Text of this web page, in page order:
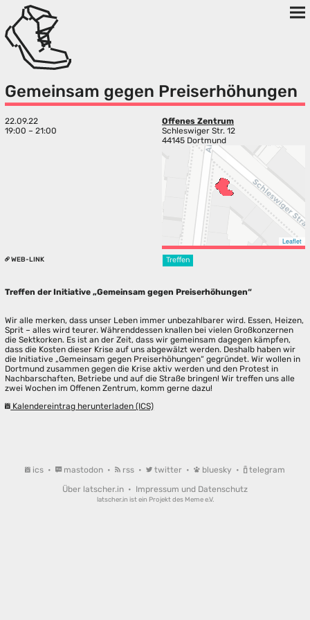
Gemeinsam gegen Preiserhöhungen
22.09.22
19:00 – 21:00
Offenes Zentrum
Schleswiger Str. 12
44145 Dortmund
Leaflet
WEB-LINK Treffen
Treffen der Initiative „Gemeinsam gegen Preiserhöhungen“
Wir alle merken, dass unser Leben immer unbezahlbarer wird. Essen, Heizen,
Sprit – alles wird teurer. Währenddessen knallen bei vielen Großkonzernen
die Sektkorken. Es ist an der Zeit, dass wir gemeinsam dagegen kämpfen,
dass die Kosten dieser Krise auf uns abgewälzt werden. Deshalb haben wir
die Initiative „Gemeinsam gegen Preiserhöhungen“ gegründet. Wir wollen in
Dortmund zusammen gegen die Krise aktiv werden und den Protest in
Nachbarschaften, Betriebe und auf die Straße bringen! Wir treffen uns alle
zwei Wochen im Offenen Zentrum, komm gerne dazu!
Kalendereintrag herunterladen (ICS)
ics • mastodon • rss • twitter • bluesky •
telegram
Über latscher.in • Impressum und Datenschutz
latscher.in ist ein Projekt des Meme e.V.